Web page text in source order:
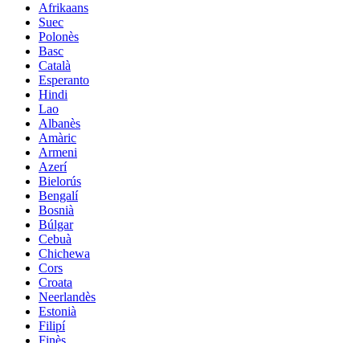
Afrikaans
Suec
Polonès
Basc
Català
Esperanto
Hindi
Lao
Albanès
Amàric
Armeni
Azerí
Bielorús
Bengalí
Bosnià
Búlgar
Cebuà
Chichewa
Cors
Croata
Neerlandès
Estonià
Filipí
Finès